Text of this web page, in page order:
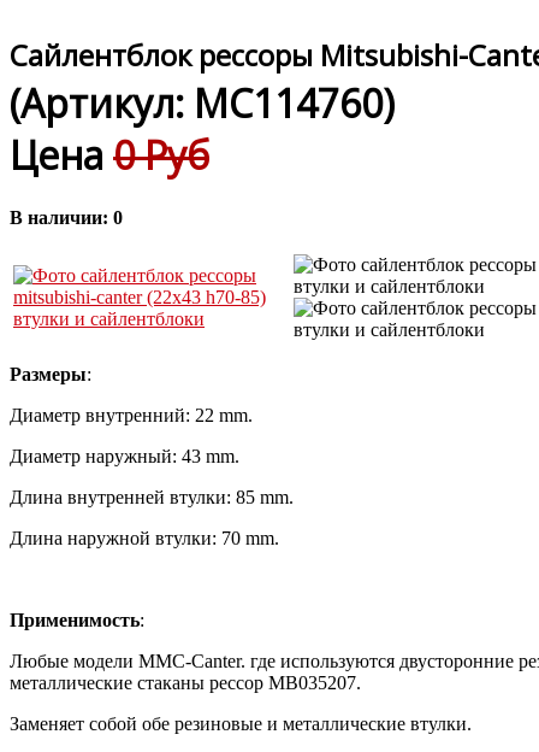
Сайлентблок рессоры Mitsubishi-
(Артикул: MC114760)
Цена 0 Руб
В наличии: 0
Размеры:
Диаметр внутренний: 22 mm.
Диаметр наружный: 43 mm.
Длина внутренней втулки: 85 mm.
Длина наружной втулки: 70 mm.
Применимость:
Любые модели MMC-Canter. где используются двусторонние
металлические стаканы рессор MB035207.
Заменяет собой обе резиновые и металлические втулки.